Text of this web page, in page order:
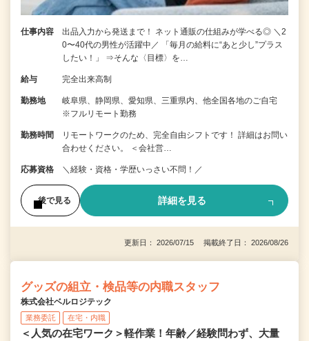
仕事内容
出品入力から発送まで！ ネット通販の仕組みが学べる◎ ＼2
0〜40代の男性が活躍中／ 「毎月の給料に“あと少し”プラス
したい！」 ⇒そんな〈目標〉を…
給与 完全出来高制
勤務地
岐阜県、静岡県、愛知県、三重県内、他全国各地のご自宅
※フルリモート勤務
勤務時間
リモートワークのため、完全自由シフトです！ 詳細はお問い
合わせください。 ＜会社営…
応募資格 ＼経験・資格・学歴いっさい不問！／
後で見る 詳細を見る
更新日： 2026/07/15 掲載終了日： 2026/08/26
グッズの組立・検品等の内職スタッフ
株式会社ベルロジテック
業務委託 在宅・内職
＜人気の在宅ワーク＞軽作業！年齢／経験問わず、大量